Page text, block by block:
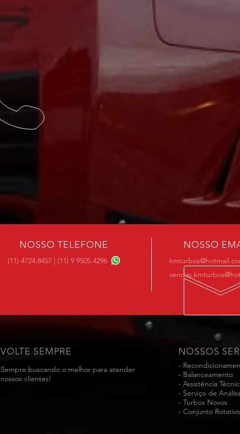
NOSSO TELEFONE
(11) 4724.8457 | (11) 9 9505.4296
NOSSO
VOLTE SEMPRE
Sempre buscando o melhor para atender
nossos clientes!
NOSSOS
-
- Balanceamento
- Assistência
- Serviço de
- Turbos Novos
- Conjunto Rotativo